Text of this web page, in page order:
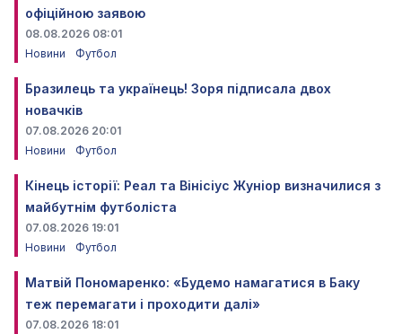
офіційною заявою
08.08.2026 08:01
Новини
Футбол
Бразилець та українець! Зоря підписала двох
новачків
07.08.2026 20:01
Новини
Футбол
Кінець історії: Реал та Вінісіус Жуніор визначилися з
майбутнім футболіста
07.08.2026 19:01
Новини
Футбол
Матвій Пономаренко: «Будемо намагатися в Баку
теж перемагати і проходити далі»
07.08.2026 18:01